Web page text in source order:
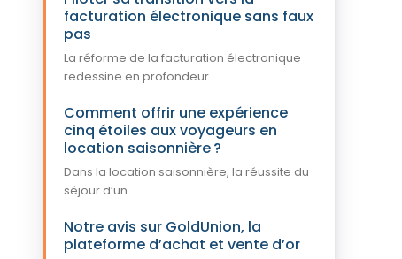
facturation électronique sans faux
pas
La réforme de la facturation électronique
redessine en profondeur...
Comment offrir une expérience
cinq étoiles aux voyageurs en
location saisonnière ?
Dans la location saisonnière, la réussite du
séjour d’un...
Notre avis sur GoldUnion, la
plateforme d’achat et vente d’or